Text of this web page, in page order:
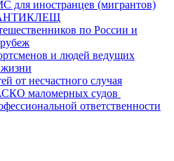
для иностранцев (мигрантов)
АНТИКЛЕЩ
по России и
и людей ведущих
от несчастного случая
маломерных судов
ответственности